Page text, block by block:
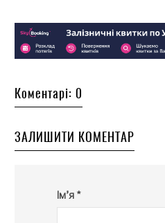
Коментарі: 0
ЗАЛИШИТИ КОМЕНТАР
Ім’я *